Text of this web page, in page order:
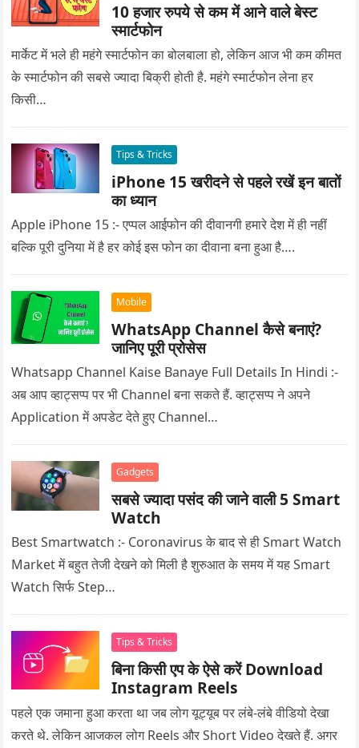
10 हजार रुपये से कम में आने वाले बेस्ट
स्मार्टफोन
मार्केट में भले ही महंगे स्मार्टफोन का बोलबाला हो, लेकिन आज भी कम कीमत
के स्मार्टफोन की सबसे ज्यादा बिक्री होती है. महंगे स्मार्टफोन लेना हर
किसी…
Tips & Tricks
iPhone 15 खरीदने से पहले रखें इन बातों
का ध्यान
Apple iPhone 15 :- एप्पल आईफोन की दीवानगी हमारे देश में ही नहीं
बल्कि पूरी दुनिया में है हर कोई इस फोन का दीवाना बना हुआ है….
Mobile
WhatsApp Channel कैसे बनाएं?
जानिए पूरी प्रोसेस
Whatsapp Channel Kaise Banaye Full Details In Hindi :-
अब आप व्हाट्सप्प पर भी Channel बना सकते हैं. व्हाट्सप्प ने अपने
Application में अपडेट देते हुए Channel…
Gadgets
सबसे ज्यादा पसंद की जाने वाली 5 Smart
Watch
Best Smartwatch :- Coronavirus के बाद से ही Smart Watch
Market में बहुत तेजी देखने को मिली है शुरुआत के समय में यह Smart
Watch सिर्फ Step…
Tips & Tricks
बिना किसी एप के ऐसे करें Download
Instagram Reels
पहले एक जमाना हुआ करता था जब लोग यूट्यूब पर लंबे-लंबे वीडियो देखा
करते थे. लेकिन आजकल लोग Reels और Short Video देखते हैं. अगर